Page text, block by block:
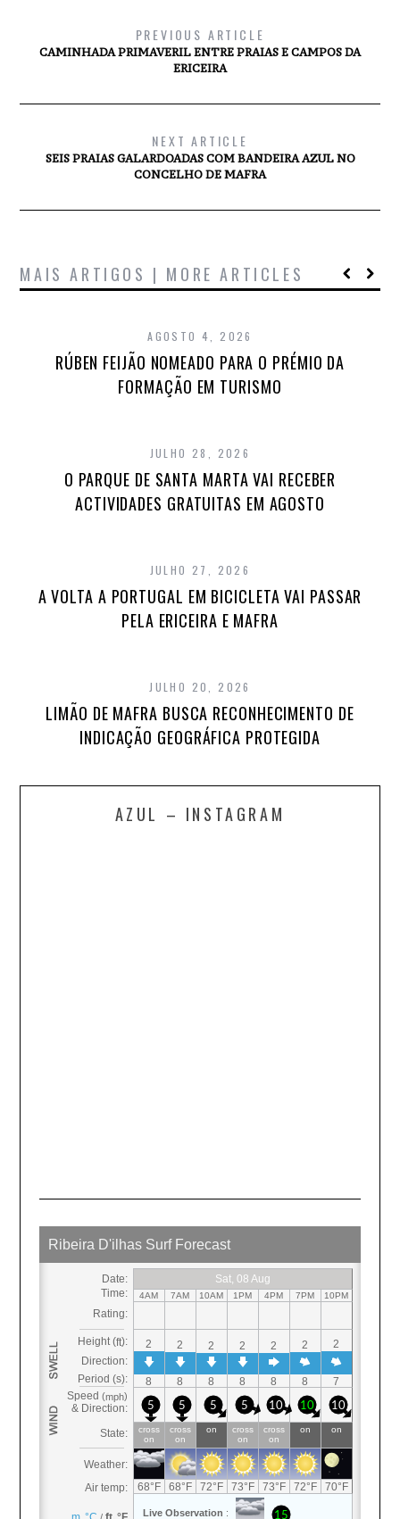
PREVIOUS ARTICLE
CAMINHADA PRIMAVERIL ENTRE PRAIAS E CAMPOS DA
ERICEIRA
NEXT ARTICLE
SEIS PRAIAS GALARDOADAS COM BANDEIRA AZUL NO
CONCELHO DE MAFRA
MAIS ARTIGOS | MORE ARTICLES
AGOSTO 4, 2026
RÚBEN FEIJÃO NOMEADO PARA O PRÉMIO DA
FORMAÇÃO EM TURISMO
JULHO 28, 2026
O PARQUE DE SANTA MARTA VAI RECEBER
ACTIVIDADES GRATUITAS EM AGOSTO
JULHO 27, 2026
A VOLTA A PORTUGAL EM BICICLETA VAI PASSAR
PELA ERICEIRA E MAFRA
JULHO 20, 2026
LIMÃO DE MAFRA BUSCA RECONHECIMENTO DE
INDICAÇÃO GEOGRÁFICA PROTEGIDA
AZUL – INSTAGRAM